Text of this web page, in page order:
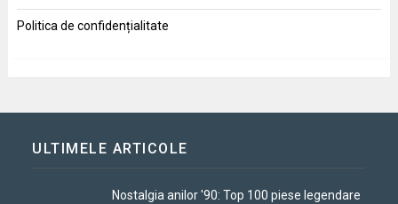
Politica de confidențialitate
ULTIMELE ARTICOLE
Nostalgia anilor '90: Top 100 piese legendare